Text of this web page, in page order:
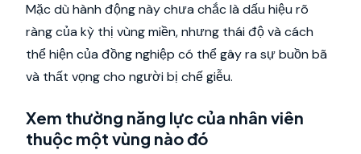
Mặc dù hành động này chưa chắc là dấu hiệu rõ
ràng của kỳ thị vùng miền, nhưng thái độ và cách
thể hiện của đồng nghiệp có thể gây ra sự buồn bã
và thất vọng cho người bị chế giễu.
Xem thường năng lực của nhân viên
thuộc một vùng nào đó